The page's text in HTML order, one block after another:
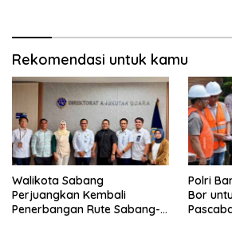
Rekomendasi untuk kamu
Walikota Sabang
Perjuangkan Kembali
Penerbangan Rute Sabang-
Polri
Bor